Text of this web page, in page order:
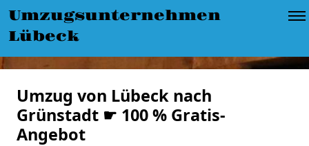
Umzugsunternehmen
Lübeck
Umzug von Lübeck nach
Grünstadt ☛ 100 % Gratis-
Angebot